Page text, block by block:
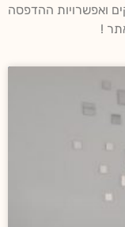
ואפשרויות ההדפסה
!